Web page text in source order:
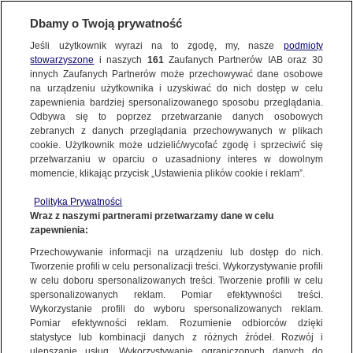
KONTAKT24
Wyślij Materiał
WYŚLIJ MATERIAŁ
NAJNOWSZE
GORĄCE TEMATY
WIĘCEJ
KANAŁY
Dzień dobry!
Jedno konto do wszystkich usług
KONTAKT24|NAJNOWSZE
MATERIAŁ UŻYTKOWNIKA
WOŚP w Wałbrzychu |
Kontakt24/ Ten jeden
z CAES
WOŚP w Wałbrzychu |
Dbamy o Twoją prywatność
Jeśli użytkownik wyrazi na to zgodę, my, nasze podmioty
stowarzyszone i naszych 161Zaufanych Partnerów IAB oraz 30
innych Zaufanych Partnerów może przechowywać dane osobowe
na urządzeniu użytkownika i uzyskiwać do nich dostęp w celu
zapewnienia bardziej spersonalizowanego sposobu przeglądania.
Odbywa się to poprzez przetwarzanie danych osobowych
zebranych z danych przeglądania przechowywanych w plikach
cookie. Użytkownik może udzielić/wycofać zgodę i sprzeciwić się
przetwarzaniu w oparciu o uzasadniony interes w dowolnym
momencie, klikając przycisk „Ustawienia plików cookie i reklam”.
Polityka Prywatności
Wraz z naszymi partnerami przetwarzamy dane w celu
zapewnienia:
Przechowywanie informacji na urządzeniu lub dostęp do nich.
Tworzenie profili w celu personalizacji treści. Wykorzystywanie profili
w celu doboru spersonalizowanych treści. Tworzenie profili w celu
spersonalizowanych reklam. Pomiar efektywności treści.
Wykorzystanie profili do wyboru spersonalizowanych reklam.
Pomiar efektywności reklam. Rozumienie odbiorców dzięki
statystyce lub kombinacji danych z różnych źródeł. Rozwój i